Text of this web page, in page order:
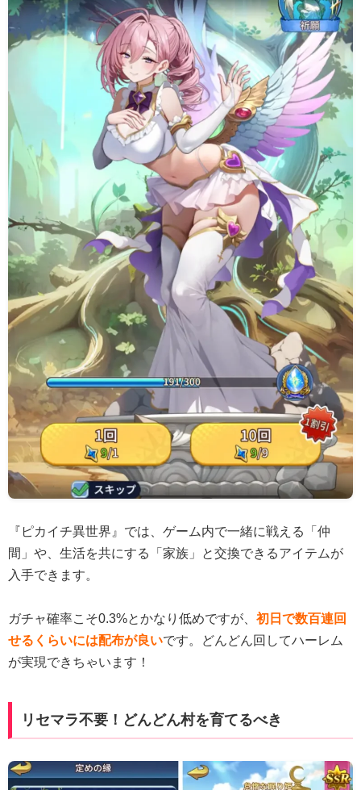
『ピカイチ異世界』では、ゲーム内で一緒に戦える「仲
間」や、生活を共にする「家族」と交換できるアイテムが
入手できます。
ガチャ確率こそ0.3%とかなり低めですが、 初日で数百連回
せるくらいには配布が良いです。どんどん回してハーレム
が実現できちゃいます！
リセマラ不要！どんどん村を育てるべき